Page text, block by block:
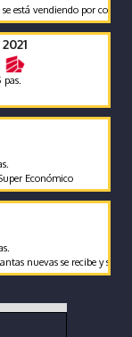
vendiendo por compra de
Económico
se recibe y se